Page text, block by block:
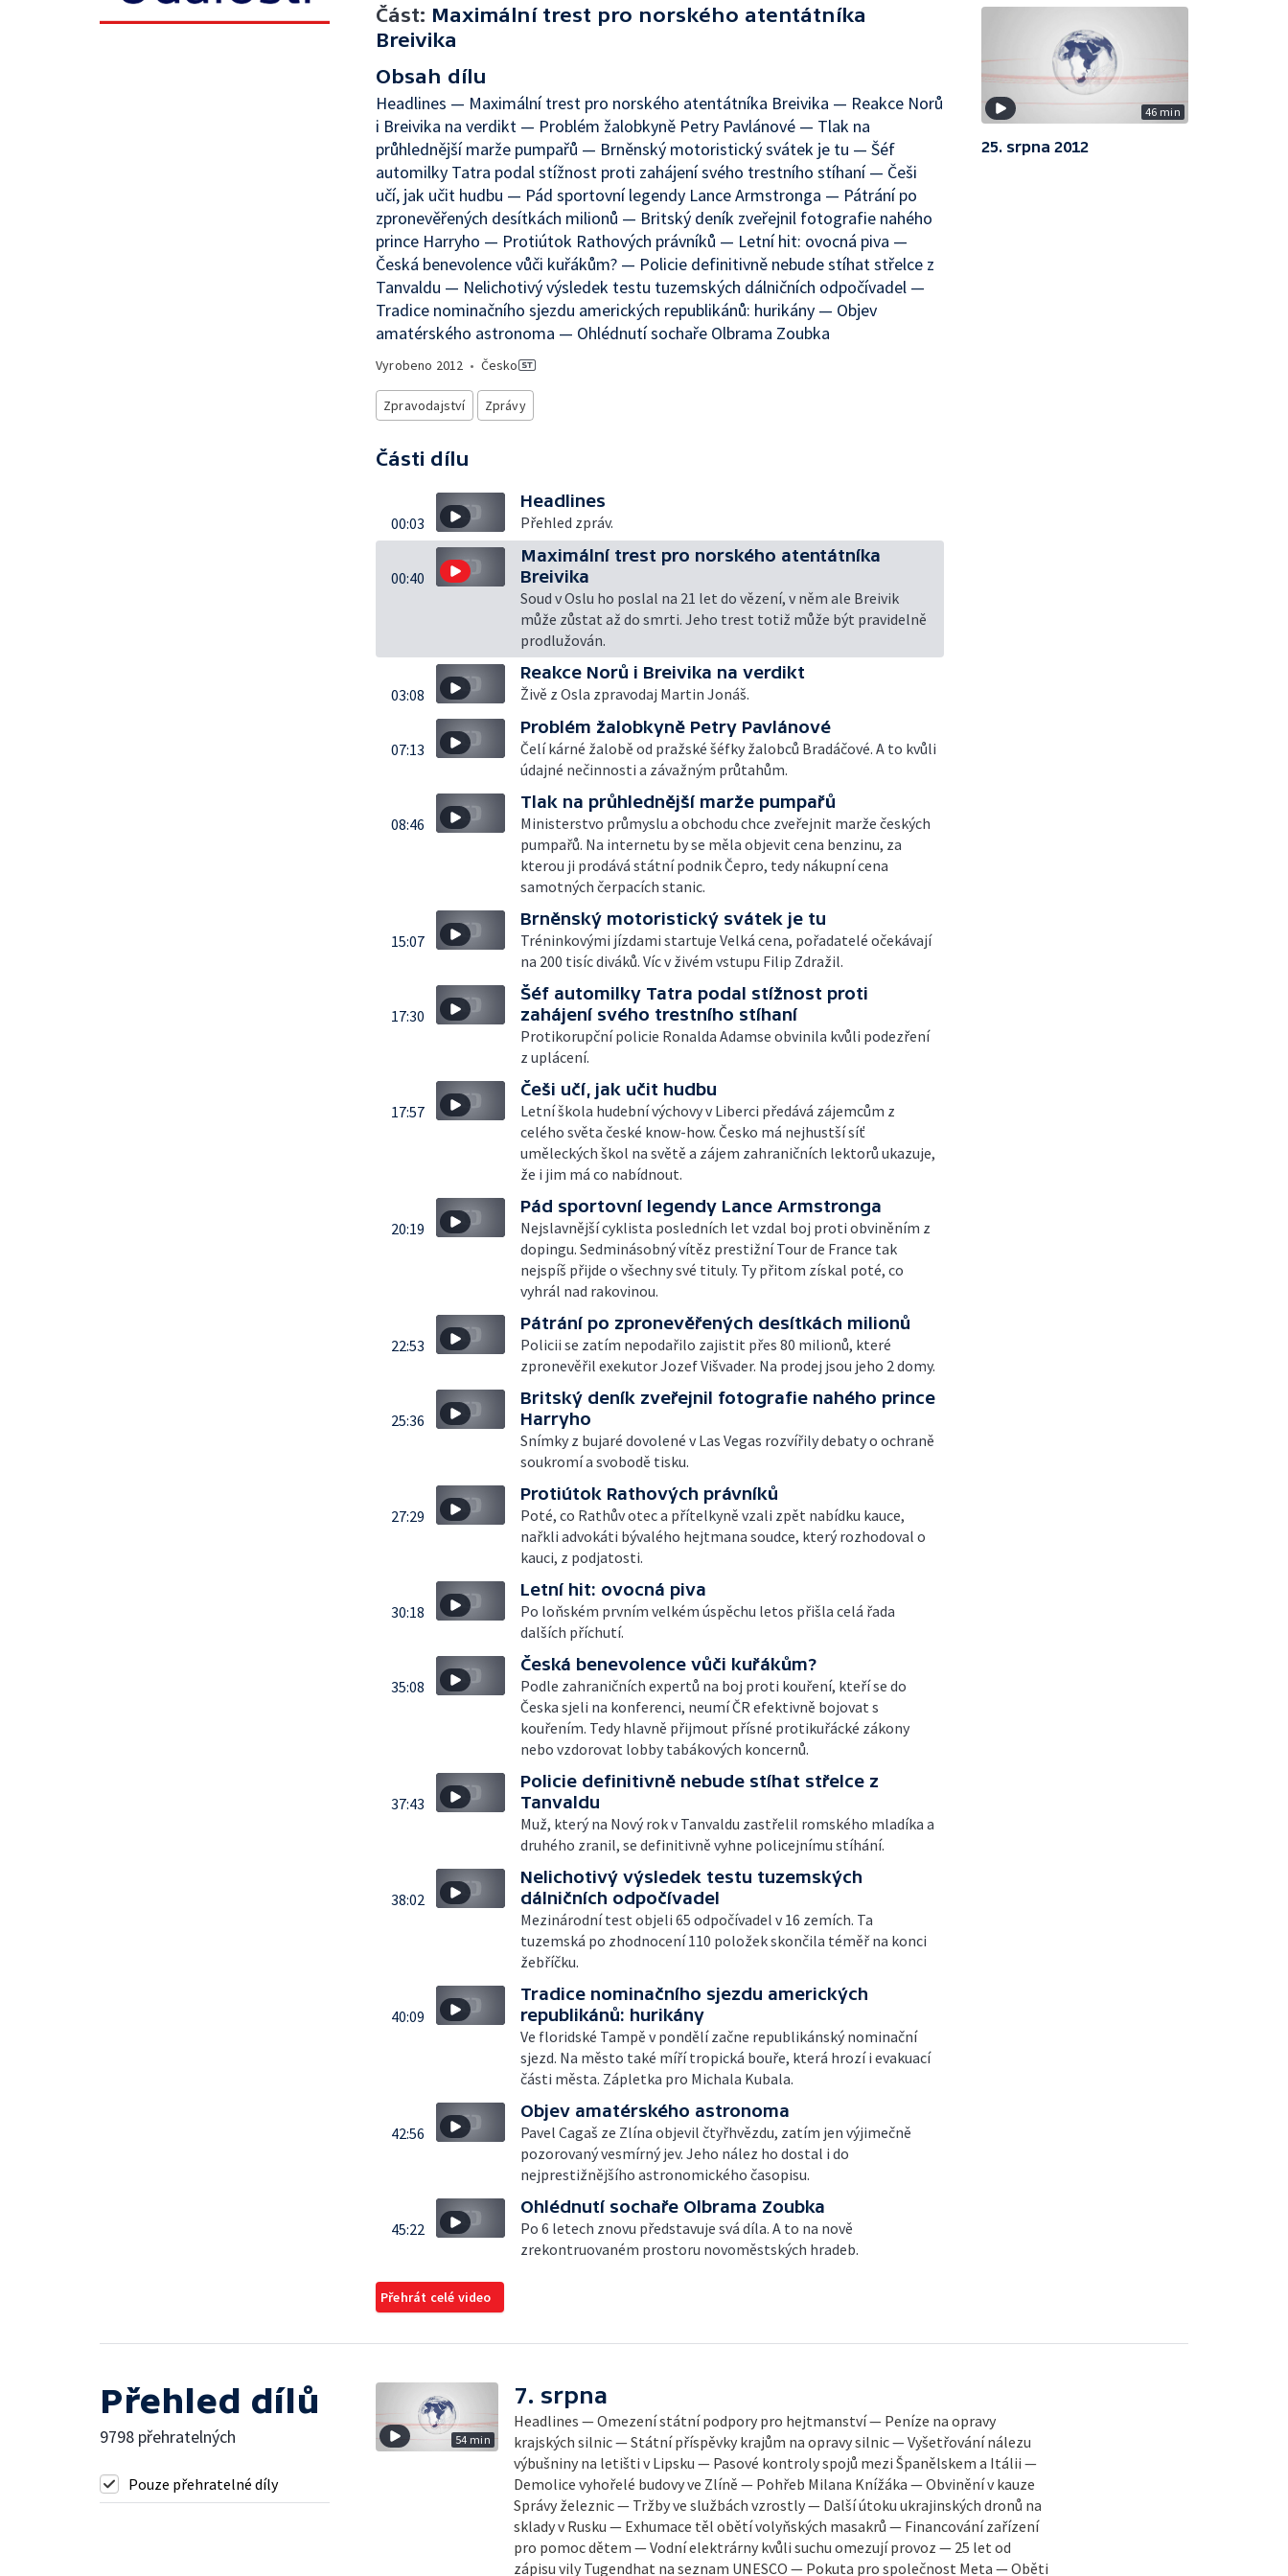
Část: Maximální trest pro norského atentátníka
Breivika
Obsah dílu
Headlines — Maximální trest pro norského atentátníka Breivika — Reakce Norů
i Breivika na verdikt — Problém žalobkyně Petry Pavlánové — Tlak na
průhlednější marže pumpařů — Brněnský motoristický svátek je tu — Šéf
automilky Tatra podal stížnost proti zahájení svého trestního stíhaní — Češi
učí, jak učit hudbu — Pád sportovní legendy Lance Armstronga — Pátrání po
zpronevěřených desítkách milionů — Britský deník zveřejnil fotografie nahého
prince Harryho — Protiútok Rathových právníků — Letní hit: ovocná piva —
Česká benevolence vůči kuřákům? — Policie definitivně nebude stíhat střelce z
Tanvaldu — Nelichotivý výsledek testu tuzemských dálničních odpočívadel —
Tradice nominačního sjezdu amerických republikánů: hurikány — Objev
amatérského astronoma — Ohlédnutí sochaře Olbrama Zoubka
Vyrobeno 2012 • Česko
Zpravodajství Zprávy
Části dílu
00:03
Headlines
Přehled zpráv.
00:40
Maximální trest pro norského atentátníka
Breivika
Soud v Oslu ho poslal na 21 let do vězení, v něm ale Breivik
může zůstat až do smrti. Jeho trest totiž může být pravidelně
prodlužován.
03:08
Reakce Norů i Breivika na verdikt
Živě z Osla zpravodaj Martin Jonáš.
07:13
Problém žalobkyně Petry Pavlánové
Čelí kárné žalobě od pražské šéfky žalobců Bradáčové. A to kvůli
údajné nečinnosti a závažným průtahům.
08:46
Tlak na průhlednější marže pumpařů
Ministerstvo průmyslu a obchodu chce zveřejnit marže českých
pumpařů. Na internetu by se měla objevit cena benzinu, za
kterou ji prodává státní podnik Čepro, tedy nákupní cena
samotných čerpacích stanic.
15:07
Brněnský motoristický svátek je tu
Tréninkovými jízdami startuje Velká cena, pořadatelé očekávají
na 200 tisíc diváků. Víc v živém vstupu Filip Zdražil.
17:30
Šéf automilky Tatra podal stížnost proti
zahájení svého trestního stíhaní
Protikorupční policie Ronalda Adamse obvinila kvůli podezření
z uplácení.
17:57
Češi učí, jak učit hudbu
Letní škola hudební výchovy v Liberci předává zájemcům z
celého světa české know-how. Česko má nejhustší síť
uměleckých škol na světě a zájem zahraničních lektorů ukazuje,
že i jim má co nabídnout.
20:19
Pád sportovní legendy Lance Armstronga
Nejslavnější cyklista posledních let vzdal boj proti obviněním z
dopingu. Sedminásobný vítěz prestižní Tour de France tak
nejspíš přijde o všechny své tituly. Ty přitom získal poté, co
vyhrál nad rakovinou.
22:53
Pátrání po zpronevěřených desítkách milionů
Policii se zatím nepodařilo zajistit přes 80 milionů, které
zpronevěřil exekutor Jozef Višvader. Na prodej jsou jeho 2 domy.
25:36
Britský deník zveřejnil fotografie nahého prince
Harryho
Snímky z bujaré dovolené v Las Vegas rozvířily debaty o ochraně
soukromí a svobodě tisku.
27:29
Protiútok Rathových právníků
Poté, co Rathův otec a přítelkyně vzali zpět nabídku kauce,
nařkli advokáti bývalého hejtmana soudce, který rozhodoval o
kauci, z podjatosti.
30:18
Letní hit: ovocná piva
Po loňském prvním velkém úspěchu letos přišla celá řada
dalších příchutí.
35:08
Česká benevolence vůči kuřákům?
Podle zahraničních expertů na boj proti kouření, kteří se do
Česka sjeli na konferenci, neumí ČR efektivně bojovat s
kouřením. Tedy hlavně přijmout přísné protikuřácké zákony
nebo vzdorovat lobby tabákových koncernů.
37:43
Policie definitivně nebude stíhat střelce z
Tanvaldu
Muž, který na Nový rok v Tanvaldu zastřelil romského mladíka a
druhého zranil, se definitivně vyhne policejnímu stíhání.
38:02
Nelichotivý výsledek testu tuzemských
dálničních odpočívadel
Mezinárodní test objeli 65 odpočívadel v 16 zemích. Ta
tuzemská po zhodnocení 110 položek skončila téměř na konci
žebříčku.
40:09
Tradice nominačního sjezdu amerických
republikánů: hurikány
Ve floridské Tampě v pondělí začne republikánský nominační
sjezd. Na město také míří tropická bouře, která hrozí i evakuací
části města. Zápletka pro Michala Kubala.
42:56
Objev amatérského astronoma
Pavel Cagaš ze Zlína objevil čtyřhvězdu, zatím jen výjimečně
pozorovaný vesmírný jev. Jeho nález ho dostal i do
nejprestižnějšího astronomického časopisu.
45:22
Ohlédnutí sochaře Olbrama Zoubka
Po 6 letech znovu představuje svá díla. A to na nově
zrekontruovaném prostoru novoměstských hradeb.
Přehrát celé video
46 min
25. srpna 2012
Přehled dílů
9798 přehratelných
Pouze přehratelné díly
54 min
7. srpna
Headlines — Omezení státní podpory pro hejtmanství — Peníze na opravy
krajských silnic — Státní příspěvky krajům na opravy silnic — Vyšetřování nálezu
výbušniny na letišti v Lipsku — Pasové kontroly spojů mezi Španělskem a Itálii —
Demolice vyhořelé budovy ve Zlíně — Pohřeb Milana Knížáka — Obvinění v kauze
Správy železnic — Tržby ve službách vzrostly — Další útoku ukrajinských dronů na
sklady v Rusku — Exhumace těl obětí volyňských masakrů — Financování zařízení
pro pomoc dětem — Vodní elektrárny kvůli suchu omezují provoz — 25 let od
zápisu vily Tugendhat na seznam UNESCO — Pokuta pro společnost Meta — Oběti